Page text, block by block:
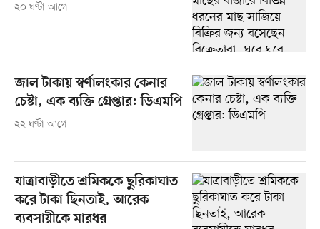
২০ ঘণ্টা আগে
জাল টাকায় স্বর্ণালংকার কেনার
চেষ্টা, এক ব্যক্তি গ্রেপ্তার: ডিএমপি
২২ ঘণ্টা আগে
যাত্রাবাড়ীতে শ্রমিককে ছুরিকাঘাত
করে টাকা ছিনতাই, আরেক
ব্যবসায়ীকে মারধর